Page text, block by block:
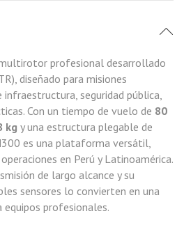
profesional desarrollado
diseñado para misiones
infraestructura, seguridad pública,
Con un tiempo de vuelo de 80
kg y una estructura plegable de
es una plataforma versátil,
en Perú y Latinoamérica.
de largo alcance y su
sensores lo convierten en una
equipos profesionales.